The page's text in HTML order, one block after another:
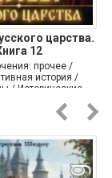
царства.
12
прочее /
история /
/ Исторические